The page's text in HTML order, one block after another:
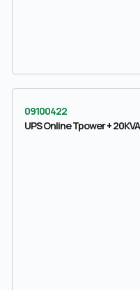
09100422
UPS Online Tpower +